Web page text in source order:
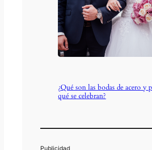
¿Qué son las bodas de acero y
qué se celebran?